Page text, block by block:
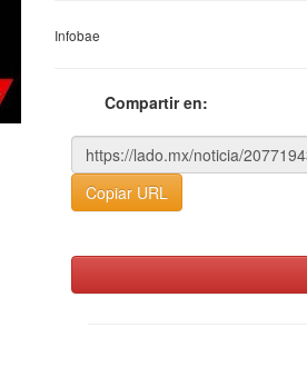
Infobae
Compartir en:
Copiar URL